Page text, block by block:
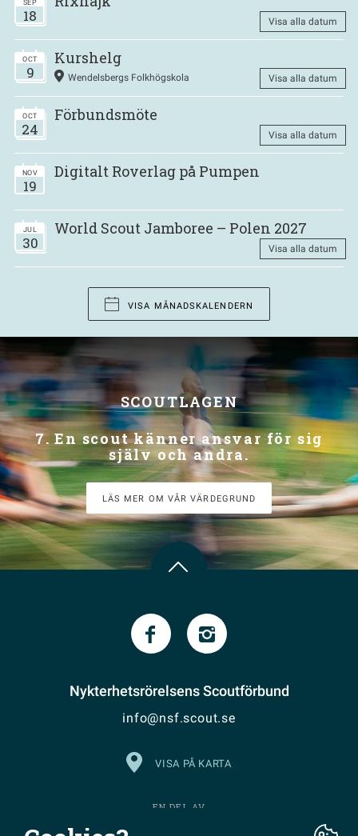
SEP
18 Visa alla datum
OCT
9
Kurshelg
Wendelsbergs Folkhögskola Visa alla datum
OCT
24
Förbundsmöte
Visa alla datum
NOV
19
Digitalt Roverlag på Pumpen
JUL
30
World Scout Jamboree – Polen 2027
Visa alla datum
VISA MÅNADSKALENDERN
SCOUTLAGEN
1. En scout söker sin tro och
respekterar andras.
7. En scout känner ansvar för sig
själv och andra.
LÄS MER OM VÅR VÄRDEGRUND
Nykterhetsrörelsens Scoutförbund
info@nsf.scout.se
VISA PÅ KARTA
EN DEL AV